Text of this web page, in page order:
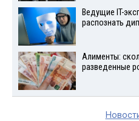
Ведущие IT-
распознать
Алименты:
разведенные